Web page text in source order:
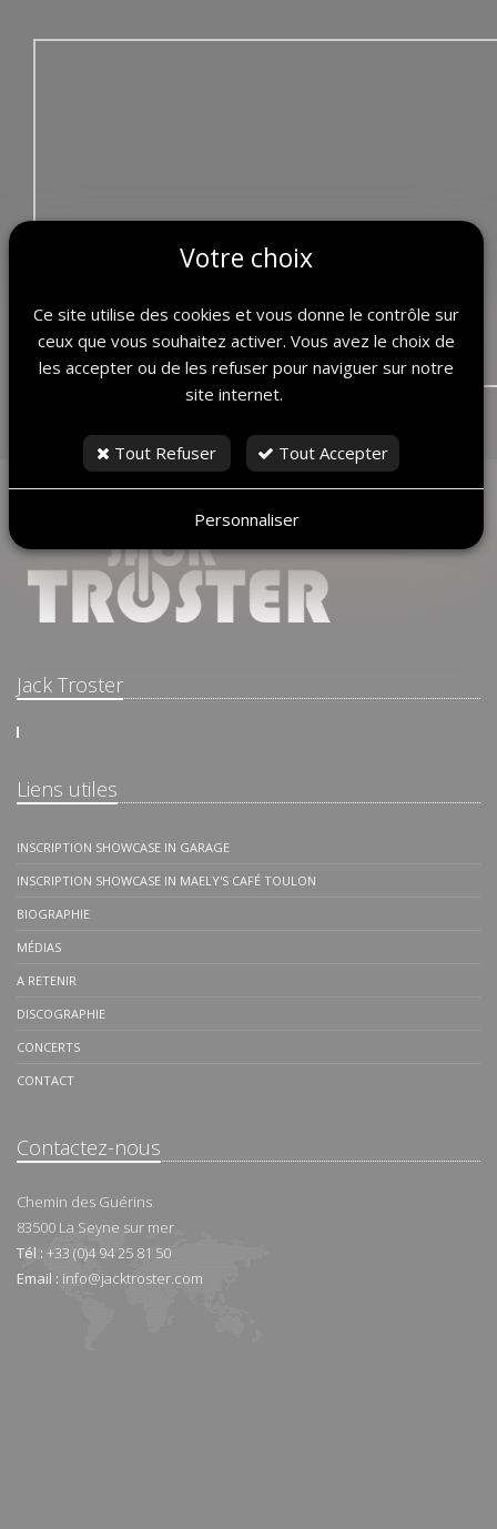
Jack Troster
Liens utiles
INSCRIPTION SHOWCASE IN GARAGE
INSCRIPTION SHOWCASE IN MAELY'S CAFÉ TOULON
BIOGRAPHIE
MÉDIAS
A RETENIR
DISCOGRAPHIE
CONCERTS
CONTACT
Contactez-nous
Chemin des Guérins
83500 La Seyne sur mer
Tél : +33 (0)4 94 25 81 50
Email : info@jacktroster.com
Votre choix
Ce site utilise des cookies et vous donne le contrôle sur
ceux que vous souhaitez activer. Vous avez le choix de
les accepter ou de les refuser pour naviguer sur notre
site internet.
Tout Refuser Tout Accepter
Personnaliser